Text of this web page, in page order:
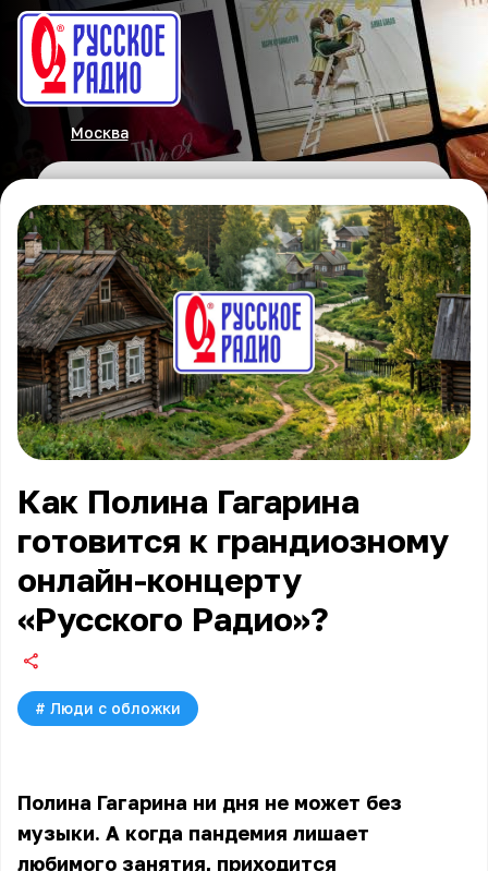
Москва
Как Полина Гагарина
готовится к грандиозному
онлайн-концерту
«Русского Радио»?
# Люди с обложки
Полина Гагарина ни дня не может без
музыки. А когда пандемия лишает
любимого занятия, приходится